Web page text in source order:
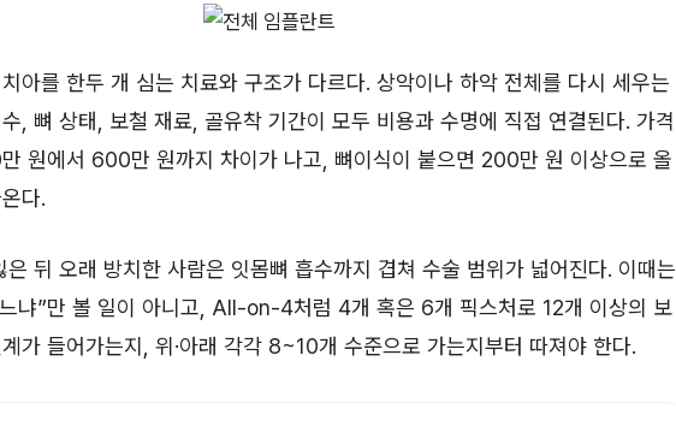
아를 한두 개 심는 치료와 구조가 다르다. 상악이나 하악 전체를 다시 세우는
, 뼈 상태, 보철 재료, 골유착 기간이 모두 비용과 수명에 직접 연결된다. 가격
원에서 600만 원까지 차이가 나고, 뼈이식이 붙으면 200만 원 이상으로 올
다.
은 뒤 오래 방치한 사람은 잇몸뼈 흡수까지 겹쳐 수술 범위가 넓어진다. 이때는
냐”만 볼 일이 아니고, All-on-4처럼 4개 혹은 6개 픽스처로 12개 이상의 보
가 들어가는지, 위·아래 각각 8~10개 수준으로 가는지부터 따져야 한다.